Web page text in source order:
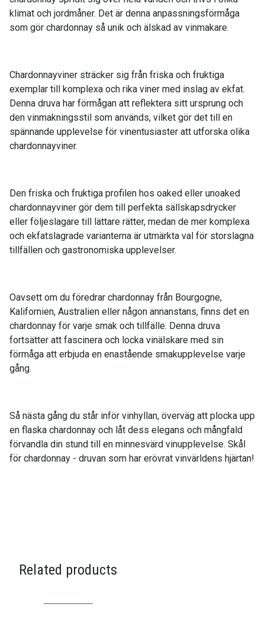
klimat och jordmåner. Det är denna anpassningsförmåga
som gör chardonnay så unik och älskad av vinmakare.
Chardonnayviner sträcker sig från friska och fruktiga
exemplar till komplexa och rika viner med inslag av ekfat.
Denna druva har förmågan att reflektera sitt ursprung och
den vinmakningsstil som används, vilket gör det till en
spännande upplevelse för vinentusiaster att utforska olika
chardonnayviner.
Den friska och fruktiga profilen hos oaked eller unoaked
chardonnayviner gör dem till perfekta sällskapsdrycker
eller följeslagare till lättare rätter, medan de mer komplexa
och ekfatslagrade varianterna är utmärkta val för storslagna
tillfällen och gastronomiska upplevelser.
Oavsett om du föredrar chardonnay från Bourgogne,
Kalifornien, Australien eller någon annanstans, finns det en
chardonnay för varje smak och tillfälle. Denna druva
fortsätter att fascinera och locka vinälskare med sin
förmåga att erbjuda en enastående smakupplevelse varje
gång.
Så nästa gång du står inför vinhyllan, överväg att plocka upp
en flaska chardonnay och låt dess elegans och mångfald
förvandla din stund till en minnesvärd vinupplevelse. Skål
för chardonnay - druvan som har erövrat vinvärldens hjärtan!
Related products